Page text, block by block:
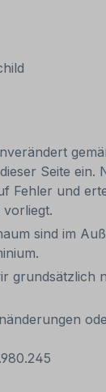
Seite
Fehler und
sind im